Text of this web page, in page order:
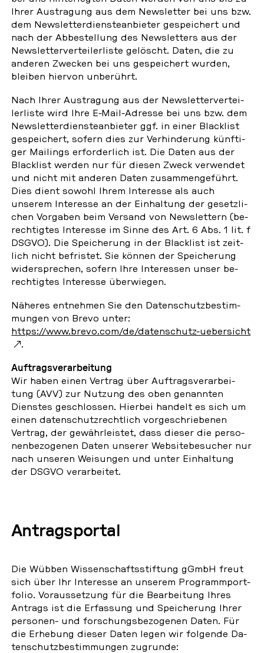
Ihrer Aus­tra­gung aus dem News­let­ter bei uns bzw.
dem News­let­ter­diens­te­an­bie­ter ge­spei­chert und
nach der Ab­be­stel­lung des News­let­ters aus der
News­let­ter­ver­tei­ler­lis­te ge­löscht. Daten, die zu
anderen Zwecken bei uns ge­spei­chert wurden,
bleiben hiervon un­be­rührt.
Nach Ihrer Aus­tra­gung aus der News­let­ter­ver­tei­
ler­lis­te wird Ihre E-Mail-Adresse bei uns bzw. dem
News­let­ter­diens­te­an­bie­ter ggf. in einer Black­list
ge­spei­chert, sofern dies zur Ver­hin­de­rung künf­ti­
ger Mai­lings er­for­der­lich ist. Die Daten aus der
Black­list werden nur für diesen Zweck ver­wen­det
und nicht mit anderen Daten zu­sam­men­ge­führt.
Dies dient sowohl Ihrem In­ter­es­se als auch
unserem In­ter­es­se an der Ein­hal­tung der ge­setz­li­
chen Vor­ga­ben beim Versand von News­let­tern (be­
rech­tig­tes In­ter­es­se im Sinne des Art. 6 Abs. 1 lit. f
DSGVO). Die Spei­che­rung in der Black­list ist zeit­
lich nicht be­fris­tet. Sie können der Spei­che­rung
wi­der­spre­chen, sofern Ihre In­ter­es­sen unser be­
rech­tig­tes In­ter­es­se über­wie­gen.
Näheres ent­neh­men Sie den Da­ten­schutz­be­stim­
mun­gen von Brevo unter:
https://www.brevo.com/de/da­ten­schutz-ue­ber­sicht
.
Auf­trags­ver­ar­bei­tung
Wir haben einen Vertrag über Auf­trags­ver­ar­bei­
tung (AVV) zur Nutzung des oben ge­nann­ten
Diens­tes ge­schlos­sen. Hierbei handelt es sich um
einen da­ten­schutz­recht­lich vor­ge­schrie­be­nen
Vertrag, der ge­währ­leis­tet, dass dieser die per­so­
nen­be­zo­ge­nen Daten unserer Web­site­be­su­cher nur
nach unseren Wei­sun­gen und unter Ein­hal­tung
der DSGVO ver­ar­bei­tet.
An­trag­spor­tal
Die Wübben Wis­sen­schafts­stif­tung gGmbH freut
sich über Ihr In­ter­es­se an unserem Pro­gramm­port­
fo­lio. Vor­aus­set­zung für die Be­ar­bei­tung Ihres
Antrags ist die Er­fas­sung und Spei­che­rung Ihrer
per­so­nen- und for­schungs­be­zo­ge­nen Daten. Für
die Er­he­bung dieser Daten legen wir fol­gen­de Da­
ten­schutz­be­stim­mun­gen zu­grun­de: